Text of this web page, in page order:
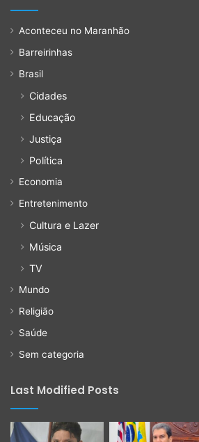
Aconteceu no Maranhão
Barreirinhas
Brasil
Cidades
Educação
Justiça
Política
Economia
Entretenimento
Cultura e Lazer
Música
TV
Mundo
Religião
Saúde
Sem categoria
Last Modified Posts